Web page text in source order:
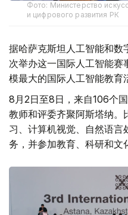
Фото: Министерство
и цифрового развития РК
据哈萨克斯坦人工智能和数
次举办这一国际人工智能
模最大的国际人工智能教育
8月2日至8日，来自106个
教师和评委齐聚阿斯塔纳。
习、计算机视觉、自然语
务，并参加教育、科研和文